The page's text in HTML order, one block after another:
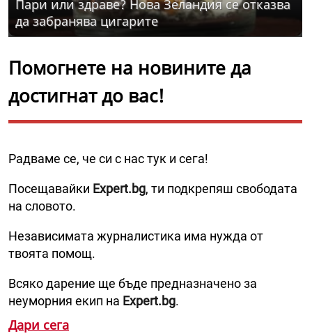
Пари или здраве? Нова Зеландия се отказва
да забранява цигарите
Помогнете на новините да
достигнат до вас!
Радваме се, че си с нас тук и сега!
Посещавайки Expert.bg, ти подкрепяш свободата
на словото.
Независимата журналистика има нужда от
твоята помощ.
Всяко дарение ще бъде предназначено за
неуморния екип на Expert.bg.
Дари сега